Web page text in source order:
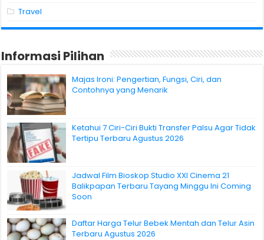
Travel
Informasi Pilihan
Majas Ironi: Pengertian, Fungsi, Ciri, dan
Contohnya yang Menarik
Ketahui 7 Ciri-Ciri Bukti Transfer Palsu Agar Tidak
Tertipu Terbaru Agustus 2026
Jadwal Film Bioskop Studio XXI Cinema 21
Balikpapan Terbaru Tayang Minggu Ini Coming
Soon
Daftar Harga Telur Bebek Mentah dan Telur Asin
Terbaru Agustus 2026